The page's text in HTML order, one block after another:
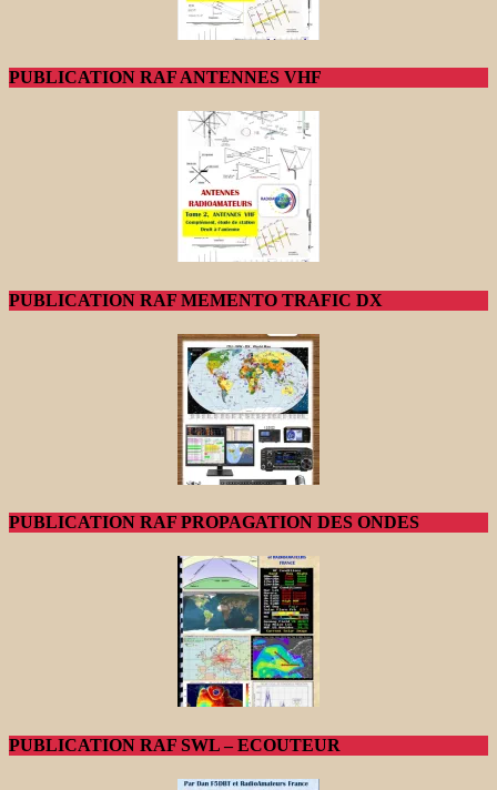
PUBLICATION RAF ANTENNES VHF
PUBLICATION RAF MEMENTO TRAFIC DX
PUBLICATION RAF PROPAGATION DES ONDES
PUBLICATION RAF SWL – ECOUTEUR